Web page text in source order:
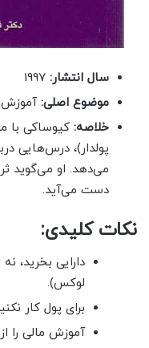
سال انتشار:
موضوع اصلی:آموزش
خلاصه: کیوساکی با
پولدار)، درس‌هایی
می‌دهد. او می‌گوید
دست می‌آید.
نکات کلیدی:
دارایی بخرید،
لوکس).
برای پول کار
آموزش مالی را